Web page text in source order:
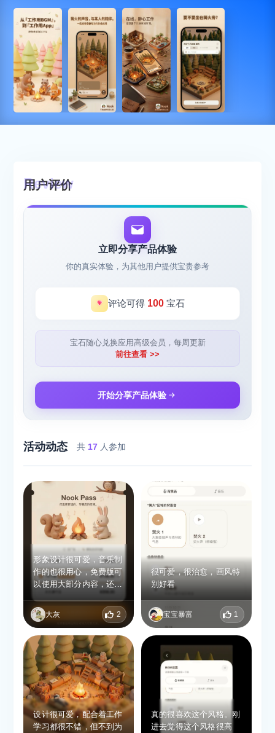
用户评价
立即分享产品体验
你的真实体验，为其他用户提供宝贵参考
评论可得 100宝石
宝石随心兑换应用高级会员，每周更新
前往查看 >>
开始分享产品体验
活动动态 共 17 人参加
形象设计很可爱，音乐制
作的也很用心，免费版可
以使用大部分内容，还是
大灰 2
很可爱，很治愈，画风特
别好看
宝宝暴富 1
设计很可爱，配合着工作
学习都很不错，但不到为
真的很喜欢这个风格。刚
进去觉得这个风格很高